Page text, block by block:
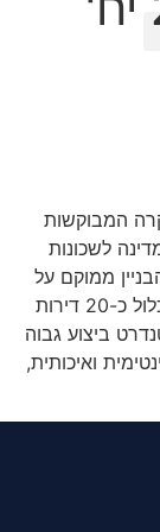
המבוקשות
לשכונות
ממוקם על
כיכר ברטנורא, על שטח רחב ידיים, ומתוכנן לכלול כ-20 דירות
ביצוע גבוה
ואיכותית,